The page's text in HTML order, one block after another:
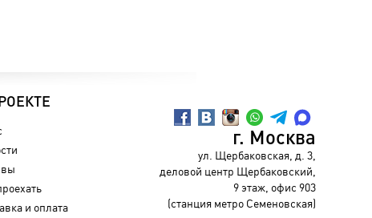
и оплата
г. Москва
ул. Щербаковская, д. 3,
деловой центр Щербаковский,
9 этаж, офис 903
(станция метро Семеновская)